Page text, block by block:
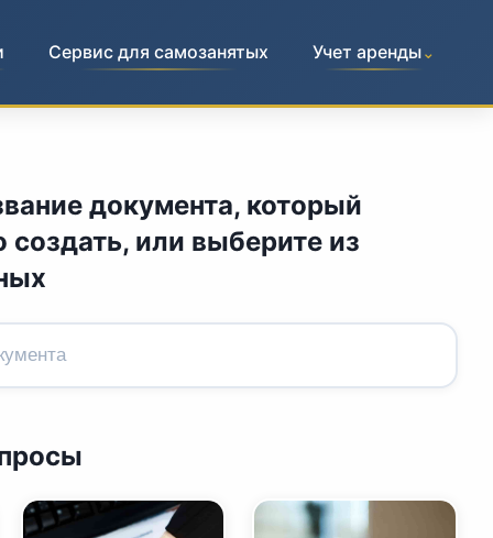
Сервис для самозанятых Учет аренды⌄
документа, который
или выберите из